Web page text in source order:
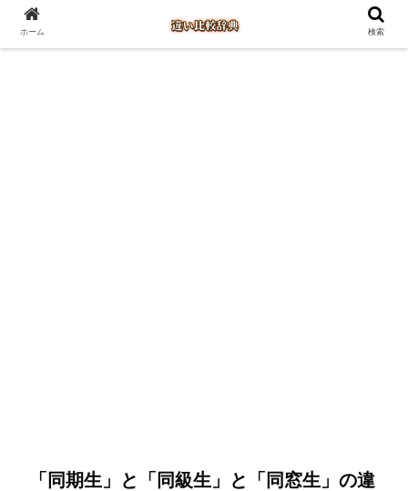
「同期生」と「同級生」と「同窓生」の違
ホーム 検索